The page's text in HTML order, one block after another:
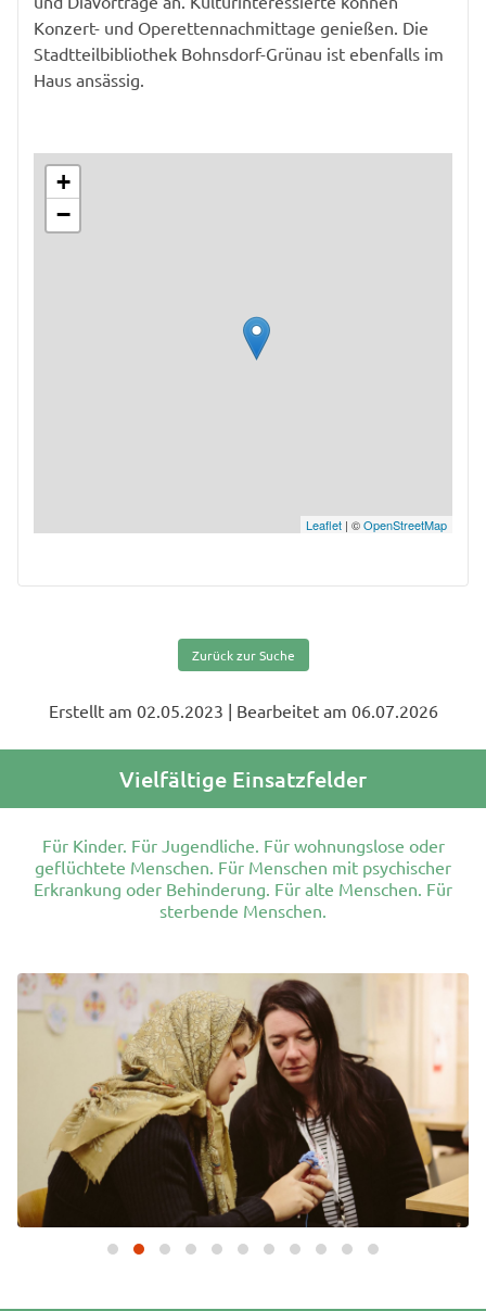
Konzert- und Operettennachmittage genießen. Die
Stadtteilbibliothek Bohnsdorf-Grünau ist ebenfalls im
Haus ansässig.
+
−
Leaflet | ©OpenStreetMap
Zurück zur Suche
Erstellt am 02.05.2023 | Bearbeitet am 06.07.2026
Vielfältige Einsatzfelder
Für Kinder. Für Jugendliche. Für wohnungslose oder
geflüchtete Menschen. Für Menschen mit psychischer
Erkrankung oder Behinderung. Für alte Menschen. Für
sterbende Menschen.